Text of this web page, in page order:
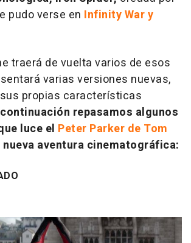
pudo verse en Infinity War y
traerá de vuelta varios de esos
varias versiones nuevas,
propias características
repasamos algunos
luce el Peter Parker de Tom
nueva aventura cinematográfica: